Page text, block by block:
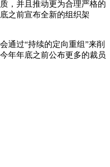
，并且推动更为合理严格的
之前宣布全新的组织架
通过“持续的定向重组”来削
年年底之前公布更多的裁员